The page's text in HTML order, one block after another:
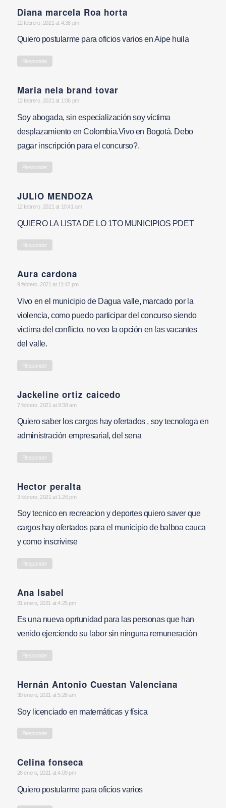
Diana marcela Roa horta
says:
12 febrero, 2021 at 4:38 pm
Quiero postularme para oficios varios en Aipe huila
Responder
Maria nela brand tovar
says:
12 febrero, 2021 at 1:06 pm
Soy abogada, sin especialización soy víctima
desplazamiento en Colombia.Vivo en Bogotá. Debo
pagar inscripción para el concurso?.
Responder
JULIO MENDOZA
says:
12 febrero, 2021 at 10:41 am
QUIERO LA LISTA DE LO 1TO MUNICIPIOS PDET
Responder
Aura cardona
says:
9 febrero, 2021 at 11:42 pm
Vivo en el municipio de Dagua valle, marcado por la
violencia, como puedo participar del concurso siendo
victima del conflicto, no veo la opción en las vacantes
del valle.
Responder
Jackeline ortiz caicedo
says:
7 febrero, 2021 at 9:38 am
Quiero saber los cargos hay ofertados , soy tecnologa en
administración empresarial, del sena
Responder
Hector peralta
says:
3 febrero, 2021 at 1:26 pm
Soy tecnico en recreacion y deportes quiero saver que
cargos hay ofertados para el municipio de balboa cauca
y como inscrivirse
Responder
Ana Isabel
says:
31 enero, 2021 at 4:25 pm
Es una nueva oprtunidad para las personas que han
venido ejerciendo su labor sin ninguna remuneración
Responder
Hernán Antonio Cuestan Valenciana
says:
30 enero, 2021 at 5:28 am
Soy licenciado en matemáticas y física
Responder
Celina fonseca
says:
28 enero, 2021 at 4:09 pm
Quiero postularme para oficios varios